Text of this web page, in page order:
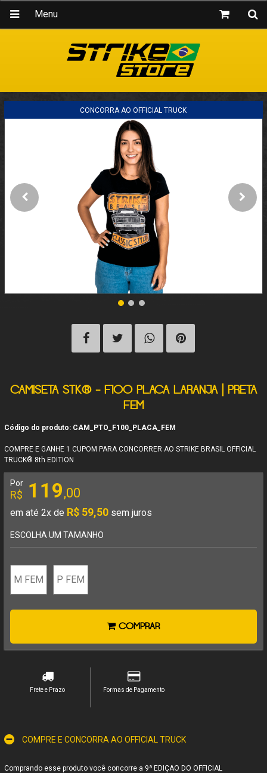
Menu
CONCORRA AO OFFICIAL TRUCK
CAMISETA STK® - F100 PLACA LARANJA | PRETA
FEM
Código do produto: CAM_PTO_F100_PLACA_FEM
COMPRE E GANHE 1 CUPOM PARA CONCORRER AO STRIKE BRASIL OFFICIAL
TRUCK® 8th EDITION
Por
R$ 119,00
em até 2x de R$ 59,50 sem juros
ESCOLHA UM TAMANHO
M FEM P FEM
COMPRAR
Frete e Prazo Formas de Pagamento
COMPRE E CONCORRA AO OFFICIAL TRUCK
Comprando esse produto você concorre a 9ª EDIÇAO DO OFFICIAL